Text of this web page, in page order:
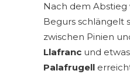
Nach dem
Begurs schlängelt
zwischen Pinien
Llafranc und
Palafrugell